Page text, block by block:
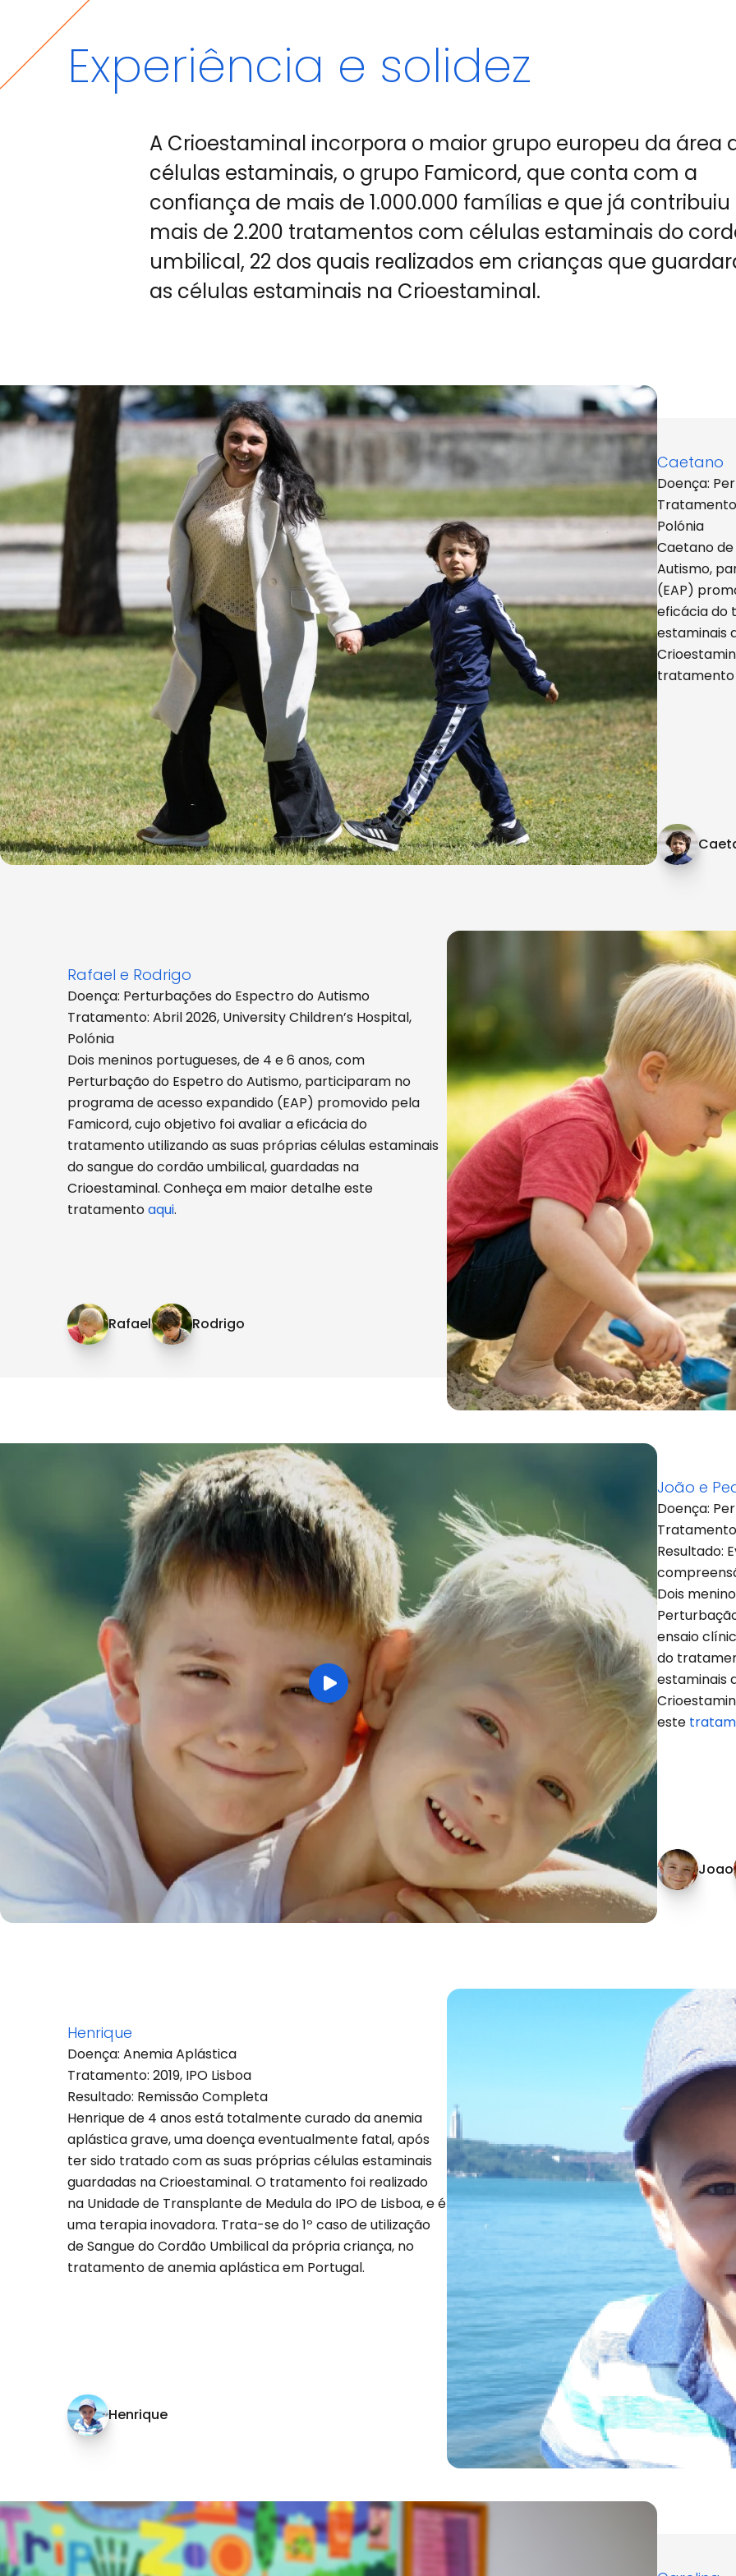
Experiência e solidez
A Crioestaminal incorpora o maior grupo europeu da área
células estaminais, o grupo Famicord, que conta com a
confiança de mais de 1.000.000 famílias e que já
mais de 2.200 tratamentos com células estaminais do
umbilical, 22 dos quais realizados em crianças que
as células estaminais na Crioestaminal.
Histórias dos nossos doentes
Caetano
Doença:
Polónia
Caetano
Autismo,
(EAP)
eficácia do
estaminais
Rafael e Rodrigo
Doença: Perturbações do Espectro do Autismo
Tratamento: Abril 2026, University Children’s Hospital,
Polónia
Dois meninos portugueses, de 4 e 6 anos, com
Perturbação do Espetro do Autismo, participaram no
programa de acesso expandido (EAP) promovido pela
Famicord, cujo objetivo foi avaliar a eficácia do
tratamento utilizando as suas próprias células estaminais
do sangue do cordão umbilical, guardadas na
Crioestaminal. Conheça em maior detalhe este
tratamentoaqui.
Rafael Rodrigo
João e
Doença:
Resultado:
Dois
ensaio
do
estaminais
este
Joao
Henrique
Doença: Anemia Aplástica
Tratamento: 2019, IPO Lisboa
Resultado: Remissão Completa
Henrique de 4 anos está totalmente curado da anemia
aplástica grave, uma doença eventualmente fatal, após
ter sido tratado com as suas próprias células estaminais
guardadas na Crioestaminal. O tratamento foi realizado
na Unidade de Transplante de Medula do IPO de Lisboa, e é
uma terapia inovadora. Trata-se do 1º caso de utilização
de Sangue do Cordão Umbilical da própria criança, no
tratamento de anemia aplástica em Portugal.
Henrique